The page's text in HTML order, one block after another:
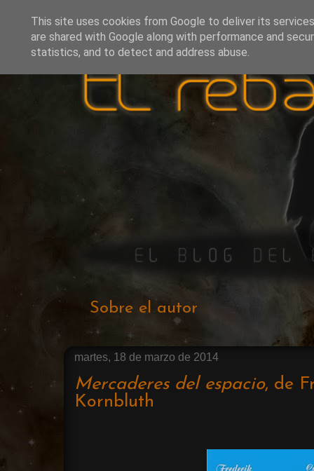
Sobre el autor
martes, 18 de marzo de 2014
Mercaderes del espacio, de
Kornbluth
This site uses cookies from Google to deliver its
are shared with Google along with performance and
statistics, and to detect and address abuse.